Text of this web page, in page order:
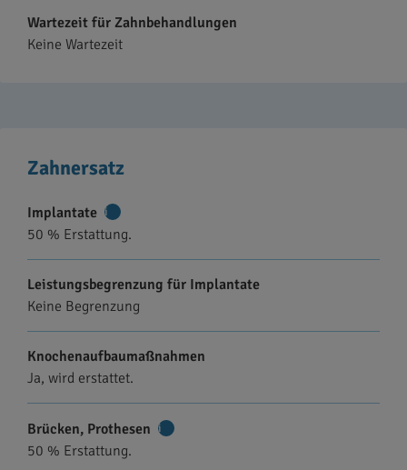
Wartezeit für Zahnbehandlungen
Keine Wartezeit
Zahnersatz
Implantate
Informationen
50 % Erstattung.
Leistungsbegrenzung für Implantate
Keine Begrenzung
Knochenaufbaumaßnahmen
Ja, wird erstattet.
Brücken, Prothesen
50 % Erstattung.